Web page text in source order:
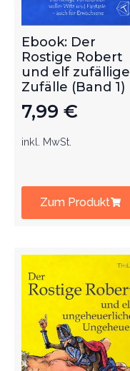
Ebook: Der
Rostige Robert
und elf zufällige
Zufälle (Band 1)
7,99 €
inkl. MwSt.
Zum Produkt